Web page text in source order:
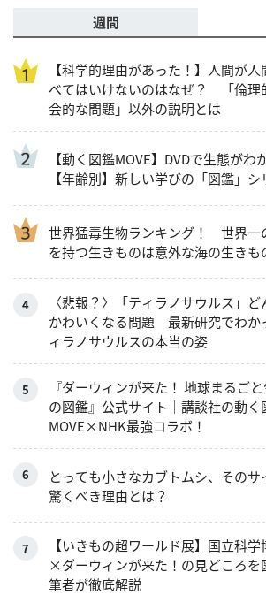
週間
【科学的理由があった！】人間が人
べてはいけないのはなぜ？ 「倫理
会的な問題」以外の説明とは
【動く図鑑MOVE】DVDで生態がわ
【年齢別】新しい学びの「図鑑」シ
世界猛毒生物ランキング！ 世界一
を持つ生きものは意外な海の生きも
〈悲報？〉「ティラノサウルス」ど
かわいくなる問題 最新研究でわか
ィラノサウルスの本当の姿
『ダーウィンが来た！ 地球まるご
の図鑑』公式サイト｜講談社の動く
MOVE×NHK最強コラボ！
とっても小さなカブトムシ、そのサ
驚くべき理由とは？
【いきもの超ワールド展】国立科学
×ダーウィンが来た！の見どころを
筆者が徹底解説